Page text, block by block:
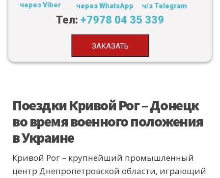
через Viber
через WhatsApp
ч/з Telegram
Тел: +7978 04 35 339
ЗАКАЗАТЬ
Поездки Кривой Рог – Донецк
во время военного положения
в Украине
Кривой Рог – крупнейший промышленный
центр Днепропетровской области, играющий